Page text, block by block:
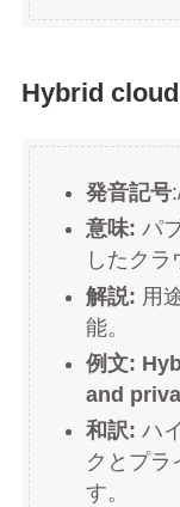
Hybrid cloud
発音記号
意味: パ
したクラ
解説: 用
能。
例文:
and
和訳: ハ
クとプラ
す。